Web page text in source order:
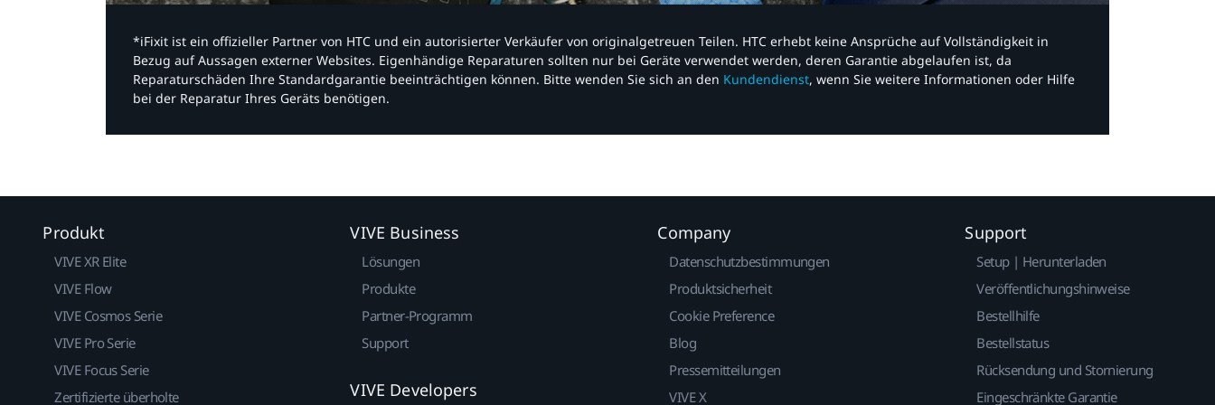
*iFixit ist ein offizieller Partner von HTC und ein autorisierter Verkäufer von originalgetreuen Teilen. HTC erhebt keine Ansprüche auf Vollständigkeit in
Bezug auf Aussagen externer Websites. Eigenhändige Reparaturen sollten nur bei Geräte verwendet werden, deren Garantie abgelaufen ist, da
Reparaturschäden Ihre Standardgarantie beeinträchtigen können. Bitte wenden Sie sich an den Kundendienst, wenn Sie weitere Informationen oder Hilfe
bei der Reparatur Ihres Geräts benötigen.​
Produkt
VIVE XR Elite
VIVE Flow
VIVE Cosmos Serie
VIVE Pro Serie
VIVE Focus Serie
Zertifizierte überholte
VIVE Business
Lösungen
Produkte
Partner-Programm
Support
VIVE Developers
Company
Datenschutzbestimmungen
Produktsicherheit
Cookie Preference
Blog
Pressemitteilungen
VIVE X
Support
Setup | Herunterladen
Veröffentlichungshinweise
Bestellhilfe
Bestellstatus
Rücksendung und Stornierung
Eingeschränkte Garantie